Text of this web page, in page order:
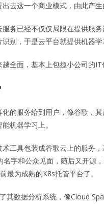
去这一个商业模式，由此产生
务已经不仅仅局限在提供服
别，于是云平台就提供机器学
全面，基本上包揽小公司的IT
的服务给到用户，像谷歌，
机器学习上。
工具包装成谷歌云上的服务
字和公众见面，随后又开源
最为成熟的K8s托管平台了。
其数据分析系统，像Cloud